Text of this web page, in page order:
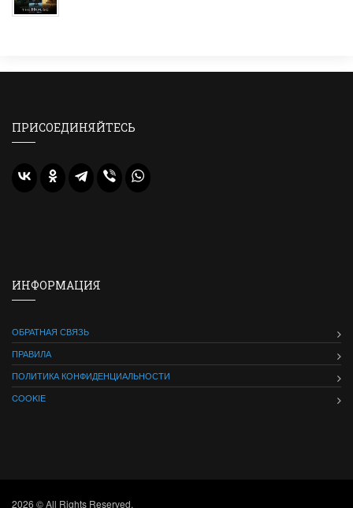
ПРИСОЕДИНЯЙТЕСЬ
ИНФОРМАЦИЯ
ОБРАТНАЯ СВЯЗЬ
ПРАВИЛА
ПОЛИТИКА КОНФИДЕНЦИАЛЬНОСТИ
COOKIE
2026 © All Rights Reserved.